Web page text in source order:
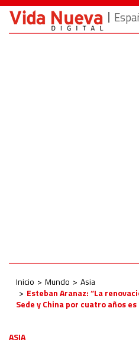
Inicio Mundo
Asia
Esteban Aranaz: “La
Sede y China por cuatro años
ASIA